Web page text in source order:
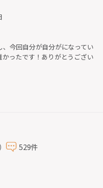
今回自分が自分がになってい
ったです！ありがとうござい
529件